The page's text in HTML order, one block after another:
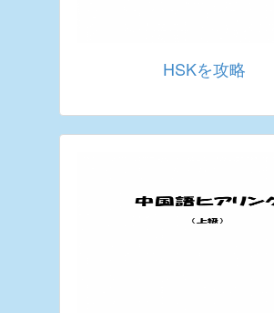
HSKを攻略